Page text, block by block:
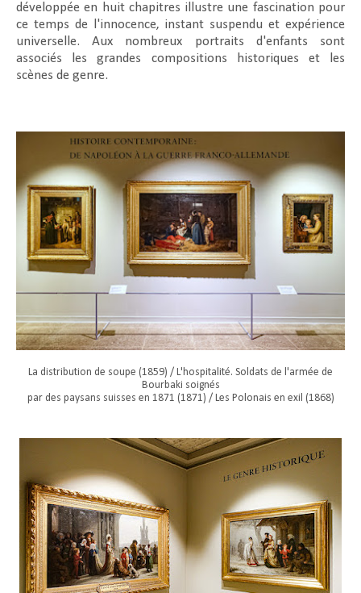
développée en huit chapitres illustre une fascination pour
ce temps de l'innocence, instant suspendu et expérience
universelle. Aux nombreux portraits d'enfants sont
associés les grandes compositions historiques et les
scènes de genre.
La distribution de soupe (1859) / L'hospitalité. Soldats de l'armée de
Bourbaki soignés
par des paysans suisses en 1871 (1871) / Les Polonais en exil (1868)